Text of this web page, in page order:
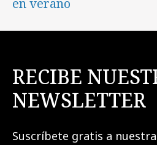
RECIBE
NEWSLETTER
Suscríbete gratis a